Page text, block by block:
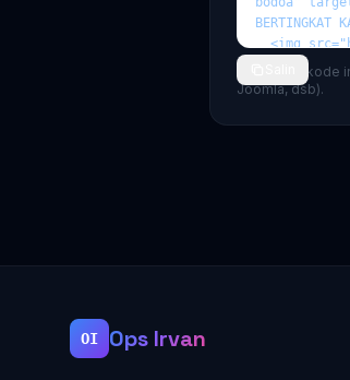
💡 Tempel
Joomla, dsb).
OI Ops Irvan